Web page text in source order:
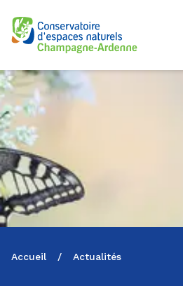
Logo du CENCA
Accueil / Actualités